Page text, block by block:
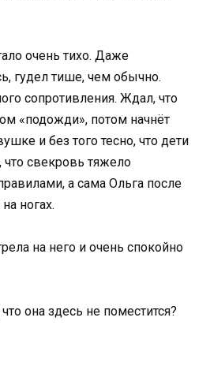
очень тихо. Даже
гудел тише, чем обычно.
сопротивления. Ждал, что
«подожди», потом начнёт
и без того тесно, что дети
что свекровь тяжело
а сама Ольга после
ногах.
на него и очень спокойно
она здесь не поместится?